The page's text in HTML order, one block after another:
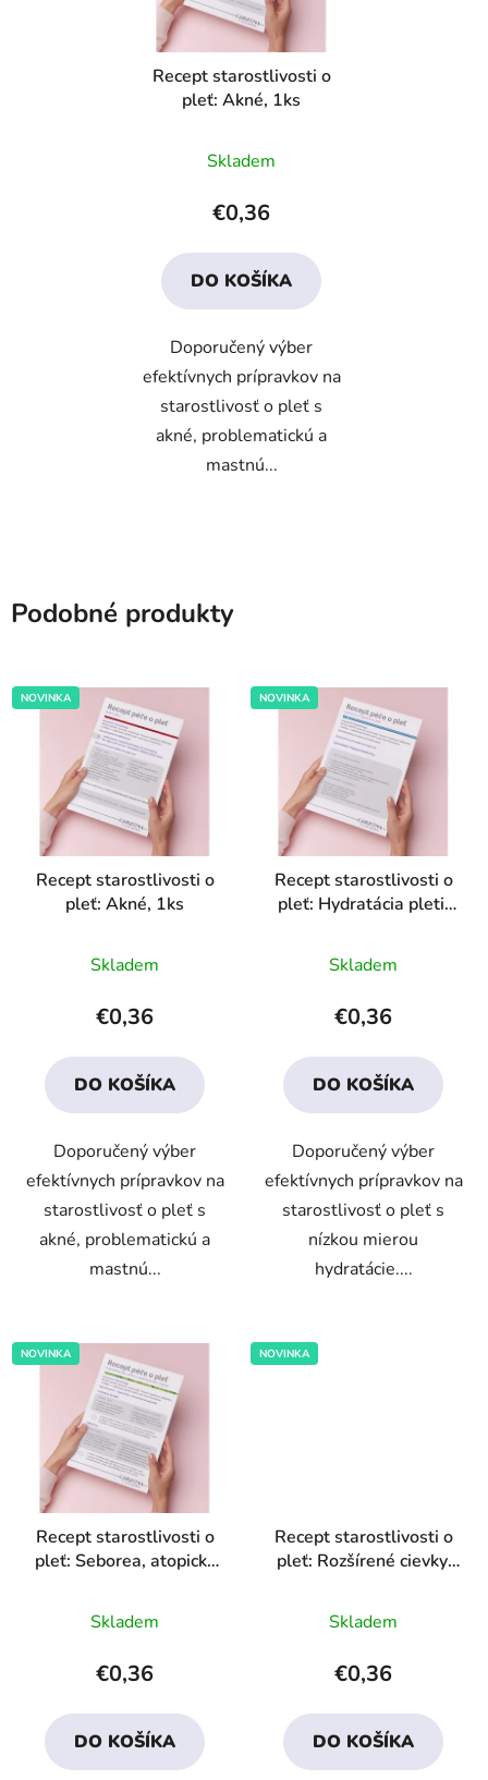
Recept starostlivosti o
pleť: Akné, 1ks
hodnotenie
produktu
je
4,6
z
hviezdičiek.
Skladem
€0,36
DO KOŠÍKA
Doporučený výber
efektívnych prípravkov na
starostlivosť o pleť s
akné, problematickú a
mastnú...
Podobné produkty
NOVINKA
Recept starostlivosti o
pleť: Akné, 1ks
hodnotenie
produktu
je
4,6
z
hviezdičiek.
Skladem
€0,36
DO KOŠÍKA
Doporučený výber
efektívnych prípravkov na
starostlivosť o pleť s
akné, problematickú a
mastnú...
NOVINKA
Recept starostlivosti o
pleť: Hydratácia pleti,
hodnotenie
produktu
je
4,2
z
hviezdičiek.
Skladem
€0,36
DO KOŠÍKA
Doporučený výber
efektívnych prípravkov na
starostlivosť o pleť s
nízkou mierou
hydratácie....
NOVINKA
Recept starostlivosti o
pleť: Seborea, atopický
hodnotenie
produktu
je
4,0
z
Skladem
€0,36
DO KOŠÍKA
NOVINKA
Recept starostlivosti o
pleť: Rozšírené cievky,
hodnotenie
produktu
je
3,4
z
Skladem
€0,36
DO KOŠÍKA